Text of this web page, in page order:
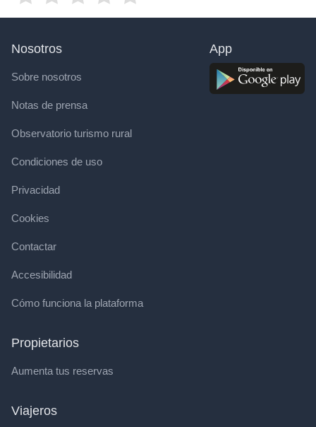
Nosotros
Sobre nosotros
Notas de prensa
Observatorio turismo rural
Condiciones de uso
Privacidad
Cookies
Contactar
Accesibilidad
Cómo funciona la plataforma
Propietarios
Aumenta tus reservas
Viajeros
App